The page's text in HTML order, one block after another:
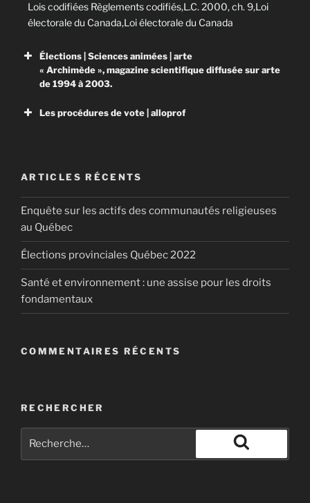
Lois codifiées Règlements codifiés,L.C. 2000, ch. 9,Loi
électorale du Canada,Loi électorale du Canada
Élections | Sciences animées | arte
« Archimède », magazine scientifique diffusée sur arte
de 1994 à 2003.
Les procédures de vote | alloprof
Grâce à ses services d’accompagnement gratuits et
stimulants, Alloprof engage les élèves et leurs
parents dans la réussite éducative.
ARTICLES RÉCENTS
Enquête sur les actifs des communautés religieuses
au Québec
Élections provinciales Québec 2022
Santé et environnement : une assise pour les droits
fondamentaux
COMMENTAIRES RÉCENTS
RECHERCHER